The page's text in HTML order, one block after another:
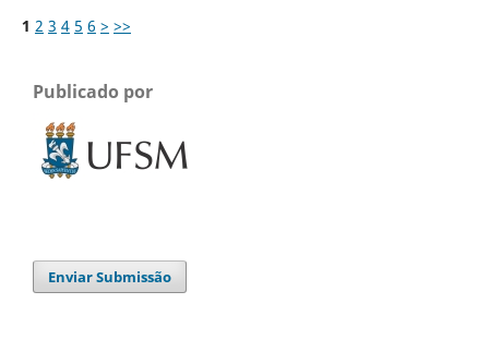
1 2 3 4 5 6 > >>
Publicado por
Enviar Submissão